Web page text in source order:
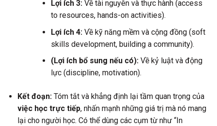
Lợi ích 3:Về tài nguyên và thực hành (access
to resources, hands-on activities).
Lợi ích 4:Về kỹ năng mềm và cộng đồng (soft
skills development, building a community).
(Lợi ích bổ sung nếu có):Về kỷ luật và động
lực (discipline, motivation).
Kết đoạn:Tóm tắt và khẳng định lại tầm quan trọng của
việc học trực tiếp, nhấn mạnh những giá trị mà nó mang
lại cho người học. Có thể dùng các cụm từ như “In